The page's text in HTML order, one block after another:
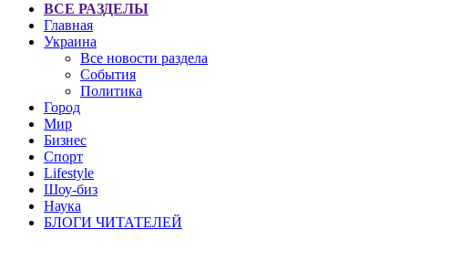
ВСЕ РАЗДЕЛЫ
Главная
Украина
Все новости раздела
События
Политика
Город
Мир
Бизнес
Спорт
Lifestyle
Шоу-биз
Наука
БЛОГИ ЧИТАТЕЛЕЙ